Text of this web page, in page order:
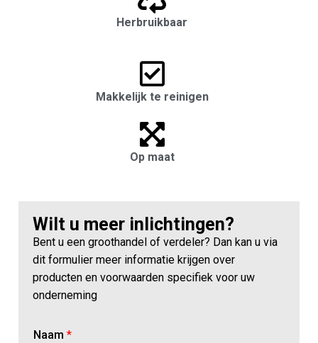
Herbruikbaar
Makkelijk te reinigen
Op maat
Wilt u meer inlichtingen?
Bent u een groothandel of verdeler? Dan kan u via
dit formulier meer informatie krijgen over
producten en voorwaarden specifiek voor uw
onderneming
Naam *